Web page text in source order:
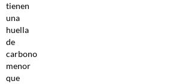
tienen
una
huella
de
carbono
menor
que